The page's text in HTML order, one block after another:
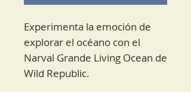
Experimenta la emoción de
explorar el océano con el
Narval Grande Living Ocean de
Wild Republic.